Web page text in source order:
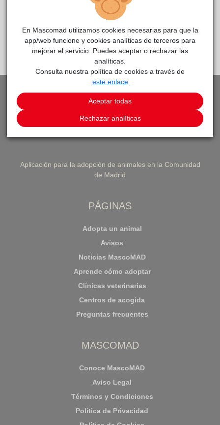
CLÍNICAS DE PEQUEÑOS ANIMALES
PEDIR CITA VOLVER A LISTADO DE CLÍNICAS
Aplicación para la adopción de animales en la Comunidad
de Madrid
PÁGINAS
Adopta un animal
Avisos
Noticias MascoMAD
Aprende cómo adoptar
Clínicas veterinarias
Centros de acogida
Preguntas frecuentes
MASCOMAD
Conoce MascoMAD
Aviso Legal
Términos y Condiciones
Política de Privacidad
En Mascomad utilizamos cookies necesarias para que la
app/web funcione y cookies analíticas de terceros para
mejorar el servicio. Puedes aceptar o rechazar las
analíticas.
Consulta nuestra política de cookies a través de
este enlace
Aceptar todas
Rechazar analíticas